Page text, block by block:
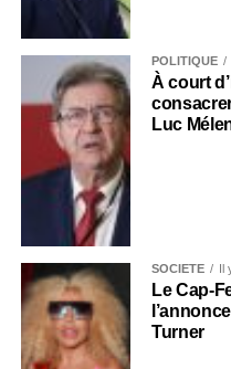
POLITIQUE
À court
Luc
SOCIÉTÉ Il
Le Cap-
Turner